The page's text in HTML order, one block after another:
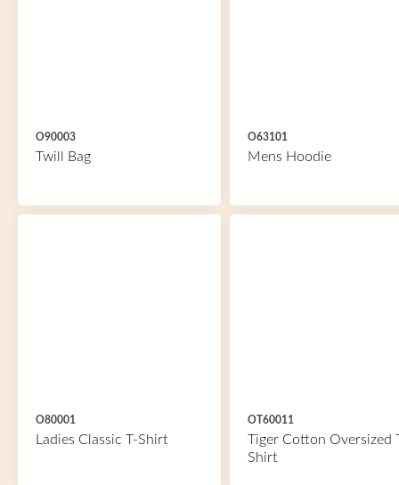
O90003
Twill Bag
O63101
Mens Hoodie
O80001
Ladies Classic T-Shirt
OT60011
Tiger Cotton Oversized
Shirt